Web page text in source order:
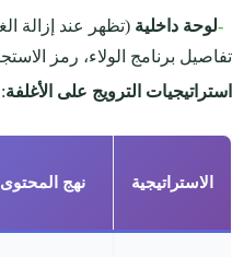
-لوحة داخلية (تظهر عند إزالة
تفاصيل برنامج الولاء، رمز
استراتيجيات الترويج على الأغلفة:
الاستراتيجية نهج المحتوى